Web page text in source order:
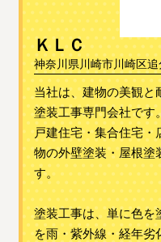
ＫＬＣ
神奈川県川崎市川崎区
当社は、建物の美観と
塗装工事専門会社です
戸建住宅・集合住宅・
物の外壁塗装・屋根塗
す。
塗装工事は、単に色を
を雨・紫外線・経年劣